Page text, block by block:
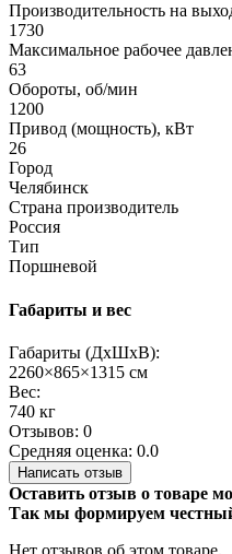
Производительность на
1730
Максимальное рабочее
63
Обороты, об/мин
1200
Привод (мощность), кВт
26
Город
Челябинск
Страна производитель
Россия
Тип
Поршневой
Габариты и вес
Габариты (ДхШхВ):
2260×865×1315 см
Вес:
740 кг
Отзывов: 0
Средняя оценка: 0.0
Написать отзыв
Оставить отзыв о товаре
Так мы формируем
Нет отзывов об этом товаре.